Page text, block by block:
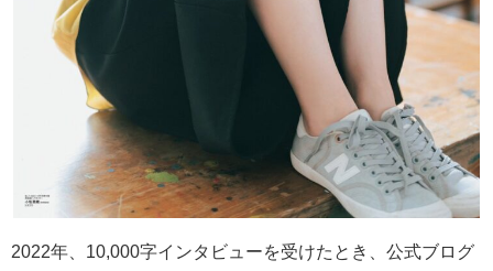
2022年、 10,000字インタビューを受けたとき、公式ブログ